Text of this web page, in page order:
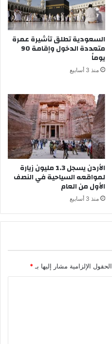
السعودية تطلق تأشيرة عمرة
متعددة الدخول وإقامة 90
يوماً
منذ 3 أسابيع
الأردن يسجل 1.3 مليون زيارة
لمواقعه السياحية في النصف
الأول من العام
منذ 3 أسابيع
الحقول الإلزامية مشار إليها بـ *